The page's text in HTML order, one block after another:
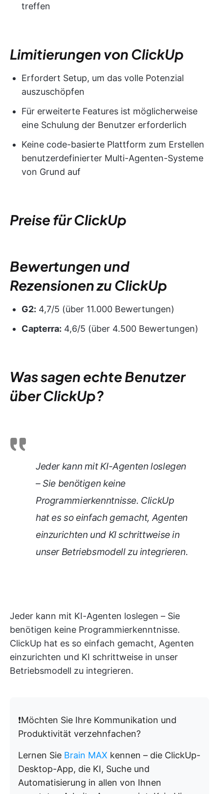
treffen
Limitierungen von ClickUp
Erfordert Setup, um das volle Potenzial
auszuschöpfen
Für erweiterte Features ist möglicherweise
eine Schulung der Benutzer erforderlich
Keine code-basierte Plattform zum Erstellen
benutzerdefinierter Multi-Agenten-Systeme
von Grund auf
Preise für ClickUp
Bewertungen und
Rezensionen zu ClickUp
G2: 4,7/5 (über 11.000 Bewertungen)
Capterra: 4,6/5 (über 4.500 Bewertungen)
Was sagen echte Benutzer
über ClickUp?
Jeder kann mit KI-Agenten loslegen
– Sie benötigen keine
Programmierkenntnisse. ClickUp
hat es so einfach gemacht, Agenten
einzurichten und KI schrittweise in
unser Betriebsmodell zu integrieren.
Jeder kann mit KI-Agenten loslegen – Sie
benötigen keine Programmierkenntnisse.
ClickUp hat es so einfach gemacht, Agenten
einzurichten und KI schrittweise in unser
Betriebsmodell zu integrieren.
❗️Möchten Sie Ihre Kommunikation und
Produktivität verzehnfachen?
Lernen Sie Brain MAX kennen – die ClickUp-
Desktop-App, die KI, Suche und
Automatisierung in allen von Ihnen